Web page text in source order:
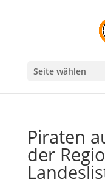
Seite wählen
Piraten
der